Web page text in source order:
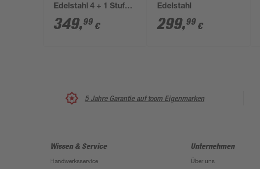
Edelstahl 4 + 1 Stufen,
120 x 40 cm
349,99 €
Edelstahl
299,99 €
5 Jahre Garantie auf toom Eigenmarken
Wissen & Service
Handwerksservice
Unternehmen
Über uns